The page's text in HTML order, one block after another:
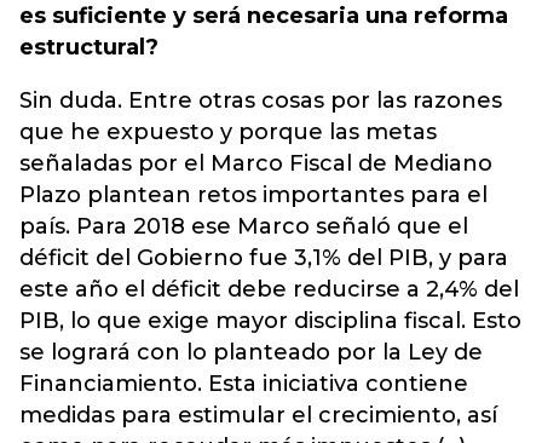
es suficiente y será necesaria una reforma
estructural?
Sin duda. Entre otras cosas por las razones
que he expuesto y porque las metas
señaladas por el Marco Fiscal de Mediano
Plazo plantean retos importantes para el
país. Para 2018 ese Marco señaló que el
déficit del Gobierno fue 3,1% del PIB, y para
este año el déficit debe reducirse a 2,4% del
PIB, lo que exige mayor disciplina fiscal. Esto
se logrará con lo planteado por la Ley de
Financiamiento. Esta iniciativa contiene
medidas para estimular el crecimiento, así